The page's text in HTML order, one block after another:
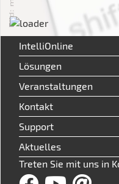
IntelliOnline
Lösungen
Veranstaltungen
Kontakt
Support
Aktuelles
Treten Sie mit uns in